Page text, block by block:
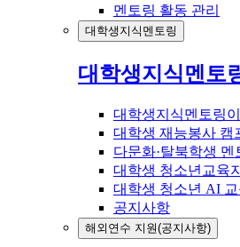
멘토링 활동 관리
대학생지식멘토링
대학생지식멘토
대학생지식멘토링
대학생 재능봉사 캠
다문화·탈북학생 멘
대학생 청소년교육
대학생 청소년 AI
공지사항
해외연수 지원(공지사항)